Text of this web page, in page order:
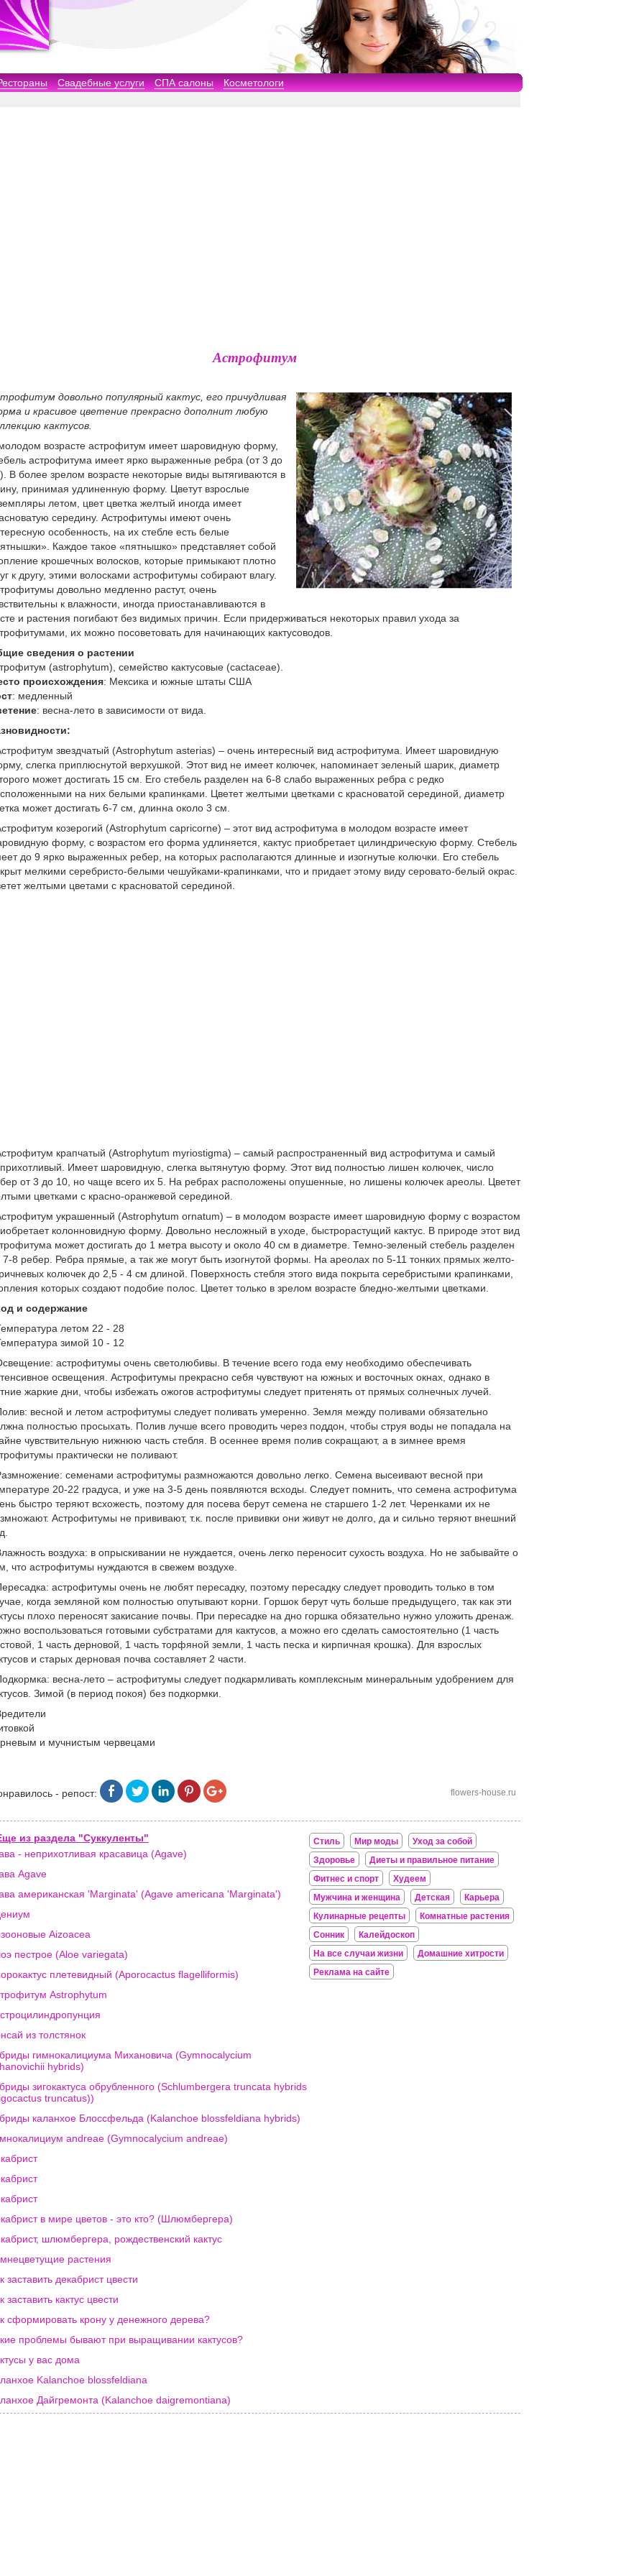
Свадебные услуги СПА салоны Косметологи
Астрофитум
довольно популярный кактус, его причудливая
и красивое цветение прекрасно дополнит любую
кактусов.
возрасте астрофитум имеет шаровидную форму,
астрофитума имеет ярко выраженные ребра (от 3 до
В более зрелом возрасте некоторые виды вытягиваются в
принимая удлиненную форму. Цветут взрослые
летом, цвет цветка желтый иногда имеет
середину. Астрофитумы имеют очень
особенность, на их стебле есть белые
Каждое такое «пятнышко» представляет собой
крошечных волосков, которые примыкают плотно
к другу, этими волосками астрофитумы собирают влагу.
довольно медленно растут, очень
к влажности, иногда приостанавливаются в
и растения погибают без видимых причин. Если придерживаться некоторых правил ухода за
их можно посоветовать для начинающих кактусоводов.
сведения о растении
(astrophytum), семейство кактусовые (cactaceae).
происхождения: Мексика и южные штаты США
: медленный
: весна-лето в зависимости от вида.
звездчатый (Astrophytum asterias) – очень интересный вид астрофитума. Имеет шаровидную
слегка приплюснутой верхушкой. Этот вид не имеет колючек, напоминает зеленый шарик, диаметр
может достигать 15 см. Его стебель разделен на 6-8 слабо выраженных ребра с редко
на них белыми крапинками. Цветет желтыми цветками с красноватой серединой, диаметр
может достигать 6-7 см, длинна около 3 см.
козерогий (Astrophytum capricorne) – этот вид астрофитума в молодом возрасте имеет
форму, с возрастом его форма удлиняется, кактус приобретает цилиндрическую форму. Стебель
до 9 ярко выраженных ребер, на которых располагаются длинные и изогнутые колючки. Его стебель
мелкими серебристо-белыми чешуйками-крапинками, что и придает этому виду серовато-белый окрас.
желтыми цветами с красноватой серединой.
крапчатый (Astrophytum myriostigma) – самый распространенный вид астрофитума и самый
Имеет шаровидную, слегка вытянутую форму. Этот вид полностью лишен колючек, число
от 3 до 10, но чаще всего их 5. На ребрах расположены опушенные, но лишены колючек ареолы. Цветет
цветками с красно-оранжевой серединой.
украшенный (Astrophytum ornatum) – в молодом возрасте имеет шаровидную форму с возрастом
колонновидную форму. Довольно несложный в уходе, быстрорастущий кактус. В природе этот вид
может достигать до 1 метра высоту и около 40 см в диаметре. Темно-зеленый стебель разделен
7-8 ребер. Ребра прямые, а так же могут быть изогнутой формы. На ареолах по 5-11 тонких прямых желто-
колючек до 2,5 - 4 см длиной. Поверхность стебля этого вида покрыта серебристыми крапинками,
которых создают подобие полос. Цветет только в зрелом возрасте бледно-желтыми цветками.
и содержание
летом 22 - 28
зимой 10 - 12
астрофитумы очень светолюбивы. В течение всего года ему необходимо обеспечивать
освещения. Астрофитумы прекрасно себя чувствуют на южных и восточных окнах, однако в
жаркие дни, чтобы избежать ожогов астрофитумы следует притенять от прямых солнечных лучей.
весной и летом астрофитумы следует поливать умеренно. Земля между поливами обязательно
полностью просыхать. Полив лучше всего проводить через поддон, чтобы струя воды не попадала на
чувствительную нижнюю часть стебля. В осеннее время полив сокращают, а в зимнее время
практически не поливают.
семенами астрофитумы размножаются довольно легко. Семена высеивают весной при
20-22 градуса, и уже на 3-5 день появляются всходы. Следует помнить, что семена астрофитума
быстро теряют всхожесть, поэтому для посева берут семена не старшего 1-2 лет. Черенками их не
Астрофитумы не прививают, т.к. после прививки они живут не долго, да и сильно теряют внешний
воздуха: в опрыскивании не нуждается, очень легко переносит сухость воздуха. Но не забывайте о
что астрофитумы нуждаются в свежем воздухе.
астрофитумы очень не любят пересадку, поэтому пересадку следует проводить только в том
когда земляной ком полностью опутывают корни. Горшок берут чуть больше предыдущего, так как эти
плохо переносят закисание почвы. При пересадке на дно горшка обязательно нужно уложить дренаж.
воспользоваться готовыми субстратами для кактусов, а можно его сделать самостоятельно (1 часть
1 часть дерновой, 1 часть торфяной земли, 1 часть песка и кирпичная крошка). Для взрослых
и старых дерновая почва составляет 2 части.
весна-лето – астрофитумы следует подкармливать комплексным минеральным удобрением для
Зимой (в период покоя) без подкормки.
и мучнистым червецами
- репост: flowers-house.ru
из раздела "Суккуленты"
- неприхотливая красавица (Agave)
Agave
американская 'Marginata' (Agave americana 'Marginata')
Aizoacea
пестрое (Aloe variegata)
плетевидный (Aporocactus flagelliformis)
Astrophytum
из толстянок
гимнокалициума Михановича (Gymnocalycium
hybrids)
зигокактуса обрубленного (Schlumbergera truncata hybrids
truncatus))
каланхое Блоссфельда (Kalanchoe blossfeldiana hybrids)
andreae (Gymnocalycium andreae)
в мире цветов - это кто? (Шлюмбергера)
шлюмбергера, рождественский кактус
растения
заставить декабрист цвести
заставить кактус цвести
сформировать крону у денежного дерева?
проблемы бывают при выращивании кактусов?
у вас дома
Kalanchoe blossfeldiana
Дайгремонта (Kalanchoe daigremontiana)
Стиль Мир моды
Уход за собой
Здоровье
Диеты и правильное питание
Фитнес и спорт
Худеем
Мужчина и женщина
Детская
Карьера
Кулинарные рецепты
Комнатные растения
Сонник
Калейдоскоп
На все случаи жизни
Домашние хитрости
Реклама на сайте